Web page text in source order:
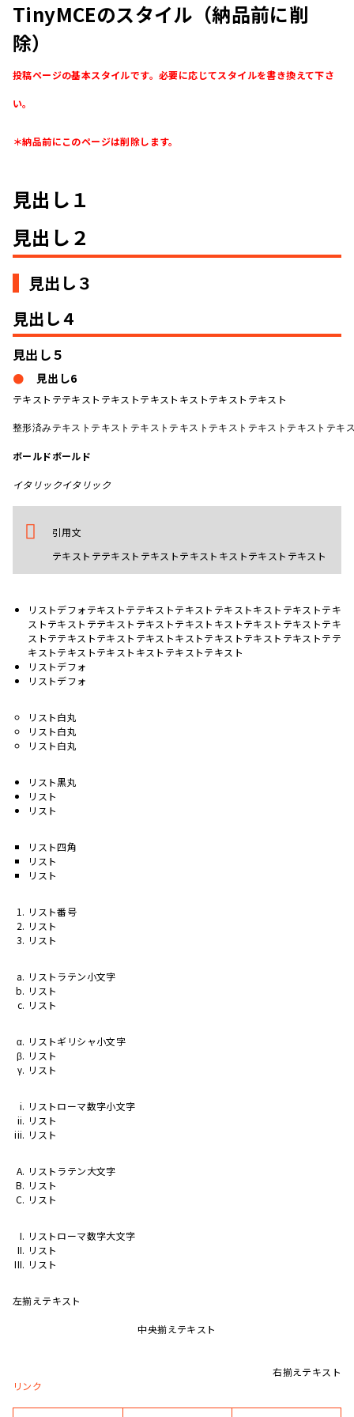
TinyMCEのスタイル（納品前に削
除）
投稿ページの基本スタイルです。必要に応じてスタイルを書き換えて下さ
い。
＊納品前にこのページは削除します。
見出し１
見出し２
見出し３
見出し４
見出し５
見出し6
テキストテテキストテキストテキストキストテキストテキスト
整形済みテキストテキストテキストテキストテキストテキストテキストテキ
ボールドボールド
イタリックイタリック
引用文
テキストテテキストテキストテキストキストテキストテキスト
リストデフォテキストテテキストテキストテキストキストテキストテキ
ストテキストテテキストテキストテキストキストテキストテキストテキ
ストテテキストテキストテキストキストテキストテキストテキストテテ
キストテキストテキストキストテキストテキスト
リストデフォ
リストデフォ
リスト白丸
リスト白丸
リスト白丸
リスト黒丸
リスト
リスト
リスト四角
リスト
リスト
リスト番号
リスト
リスト
リストラテン小文字
リスト
リスト
リストギリシャ小文字
リスト
リスト
リストローマ数字小文字
リスト
リスト
リストラテン大文字
リスト
リスト
リストローマ数字大文字
リスト
リスト
左揃えテキスト
中央揃えテキスト
右揃えテキスト
リンク